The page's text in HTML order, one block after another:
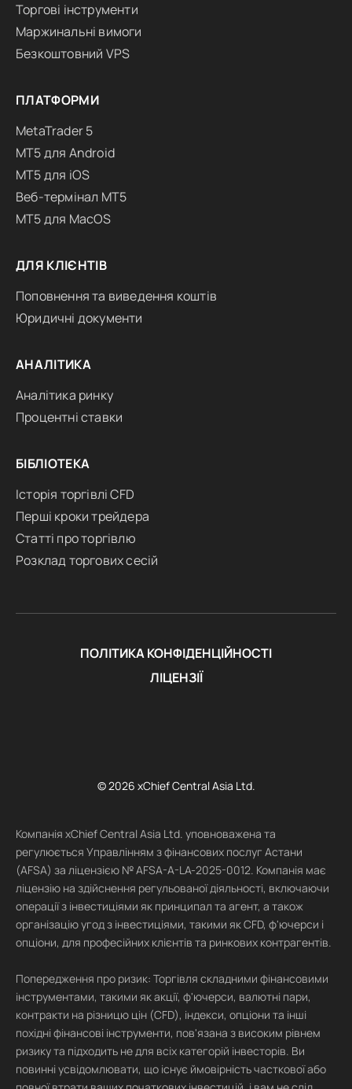
Торгові інструменти
Маржинальні вимоги
Безкоштовний VPS
ПЛАТФОРМИ
MetaTrader 5
MT5 для Android
MT5 для iOS
Веб-термінал MT5
MT5 для MacOS
ДЛЯ КЛІЄНТІВ
Поповнення та виведення коштів
Юридичні документи
АНАЛІТИКА
Аналітика ринку
Процентні ставки
БІБЛІОТЕКА
Історія торгівлі CFD
Перші кроки трейдера
Статті про торгівлю
Розклад торгових сесій
ПОЛІТИКА КОНФІДЕНЦІЙНОСТІ
ЛІЦЕНЗІЇ
© 2026 xChief Central Asia Ltd.
Компанія xChief Central Asia Ltd. уповноважена та
регулюється Управлінням з фінансових послуг Астани
(AFSA) за ліцензією № AFSA-A-LA-2025-0012. Компанія має
ліцензію на здійснення регульованої діяльності, включаючи
операції з інвестиціями як принципал та агент, а також
організацію угод з інвестиціями, такими як CFD, ф'ючерси і
опціони, для професійних клієнтів та ринкових контрагентів.
Попередження про ризик: Торгівля складними фінансовими
інструментами, такими як акції, ф'ючерси, валютні пари,
контракти на різницю цін (CFD), індекси, опціони та інші
похідні фінансові інструменти, пов'язана з високим рівнем
ризику та підходить не для всіх категорій інвесторів. Ви
повинні усвідомлювати, що існує ймовірність часткової або